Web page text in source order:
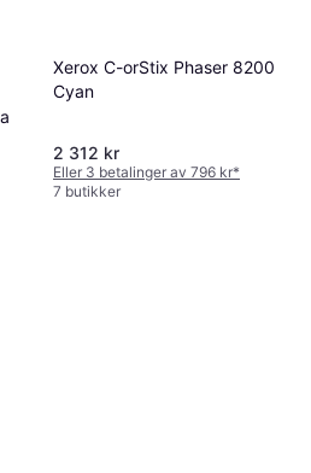
Xerox C-orStix Phaser 8200
Cyan
2 312 kr
Eller 3 betalinger av 796 kr*
7 butikker